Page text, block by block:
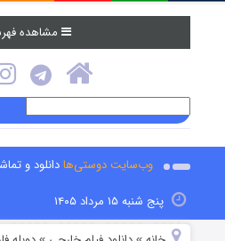
مشاهده
وب‌سایت دوستی‌هادانلود و
پنج شنبه ۱۵ مرداد ۱۴۰۵